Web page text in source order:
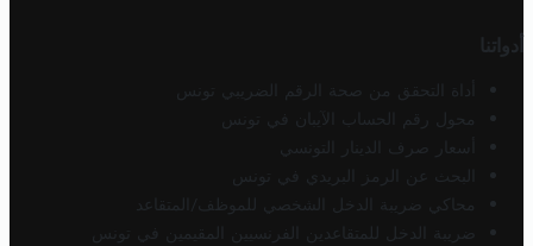
أدواتنا
أداة التحقق من صحة الرقم الضريبي تونس
محول رقم الحساب الآيبان في تونس
أسعار صرف الدينار التونسي
البحث عن الرمز البريدي في تونس
محاكي ضريبة الدخل الشخصي للموظف/المتقاعد
ضريبة الدخل للمتقاعدين الفرنسيين المقيمين في تونس